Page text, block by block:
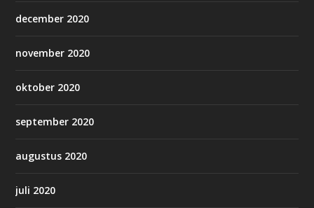
december 2020
november 2020
oktober 2020
september 2020
augustus 2020
juli 2020